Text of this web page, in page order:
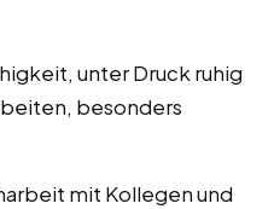
unter Druck ruhig
besonders
mit Kollegen und